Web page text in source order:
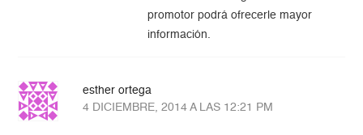
promotor podrá ofrecerle mayor
información.
esther ortega
4 DICIEMBRE, 2014 A LAS 12:21 PM